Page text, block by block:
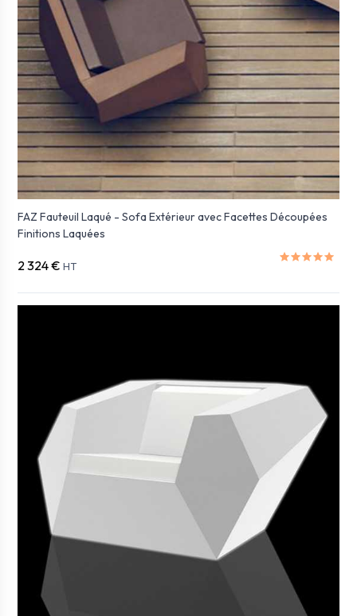
FAZ Fauteuil Laqué - Sofa Extérieur avec Facettes Découpées
Finitions Laquées
2 324 € HT